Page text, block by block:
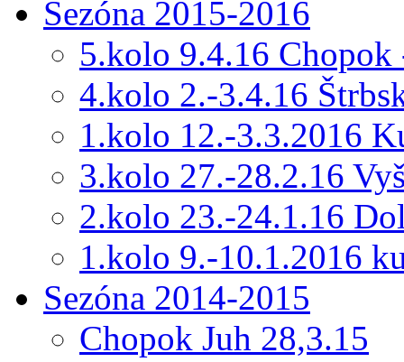
Sezóna 2015-2016
5.kolo 9.4.16 Chopok
4.kolo 2.-3.4.16
1.kolo 12.-3.3.2016
3.kolo 27.-28.2.16
2.kolo 23.-24.1.16
1.kolo 9.-10.1.2016
Sezóna 2014-2015
Chopok Juh 28,3.15